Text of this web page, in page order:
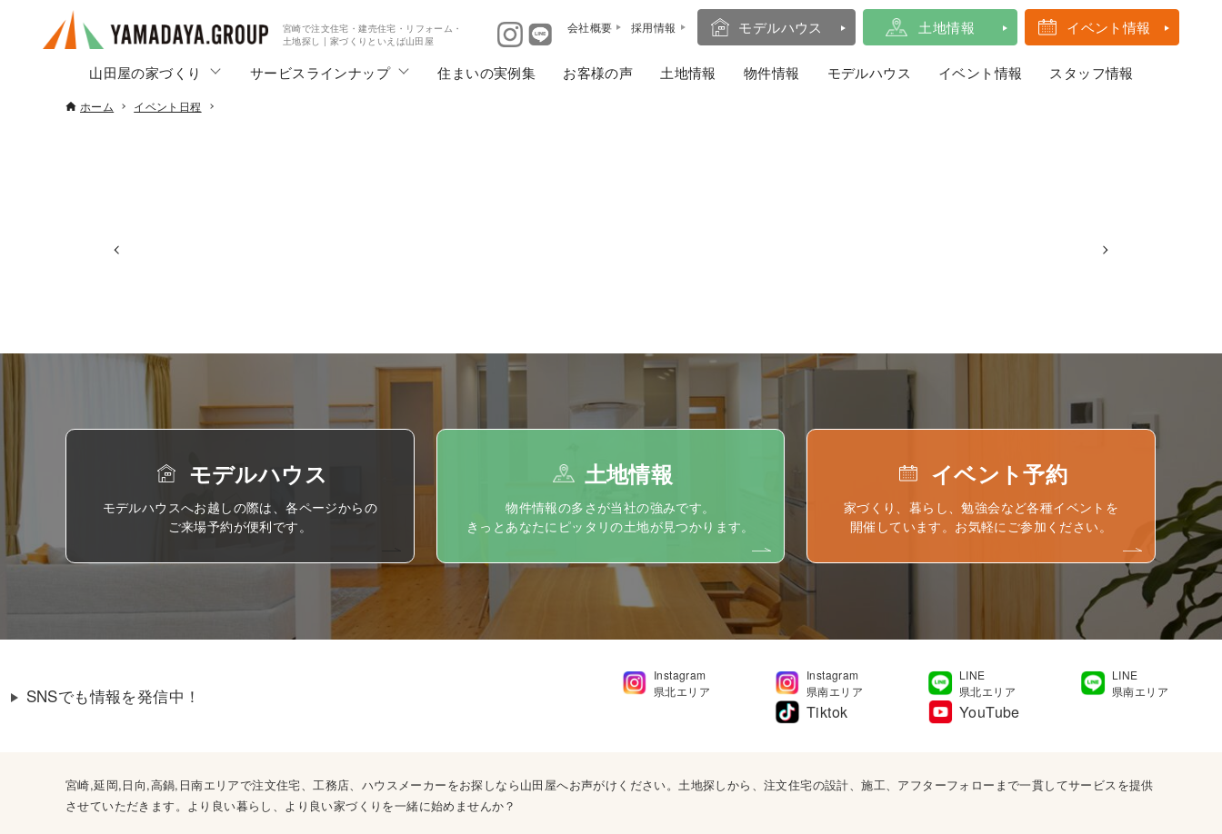
宮崎で注文住宅・建売住宅・リフォーム・
土地探し | 家づくりといえば山田屋
会社概要 採用情報 モデルハウス 土地情報 イベント情報
山田屋の家づくり サービスラインナップ 住まいの実例集 お客様の声 土地情報 物件情報 モデルハウス イベント情報 スタッフ情報
ホーム イベント日程
モデルハウス
モデルハウスへお越しの際は、各ページからの
ご来場予約が便利です。
土地情報
物件情報の多さが当社の強みです。
きっとあなたにピッタリの土地が見つかります。
イベント予約
家づくり、暮らし、勉強会など各種イベントを
開催しています。お気軽にご参加ください。
SNSでも情報を発信中！
Instagram
県北エリア
Instagram
県南エリア
LINE
県北エリア
LINE
県南エリア
Tiktok YouTube
宮崎,延岡,日向,高鍋,日南エリアで注文住宅、工務店、ハウスメーカーをお探しなら山田屋へお声がけください。土地探しから、注文住宅の設計、施工、アフターフォローまで一貫してサービスを提供
させていただきます。より良い暮らし、より良い家づくりを一緒に始めませんか？